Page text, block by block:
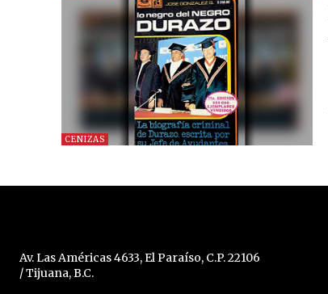
CENIZAS
Av. Las Américas 4633, El Paraíso, C.P. 22106
/ Tijuana, B.C.